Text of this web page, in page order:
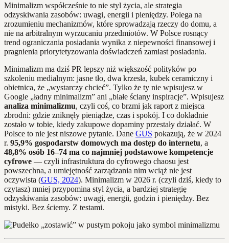
Minimalizm współcześnie to nie styl życia, ale strategia
odzyskiwania zasobów: uwagi, energii i pieniędzy. Polega na
zrozumieniu mechanizmów, które sprowadzają rzeczy do domu, a
nie na arbitralnym wyrzucaniu przedmiotów. W Polsce rosnący
trend ograniczania posiadania wynika z niepewności finansowej i
pragnienia priorytetyzowania doświadczeń zamiast posiadania.
Minimalizm ma dziś PR lepszy niż większość polityków po
szkoleniu medialnym: jasne tło, dwa krzesła, kubek ceramiczny i
obietnica, że „wystarczy chcieć”. Tylko że ty nie wpisujesz w
Google „ładny minimalizm” ani „białe ściany inspiracje”. Wpisujesz
analiza minimalizmu, czyli coś, co brzmi jak raport z miejsca
zbrodni: gdzie zniknęły pieniądze, czas i spokój. I co dokładnie
zostało w tobie, kiedy zakupowe dopaminy przestały działać. W
Polsce to nie jest niszowe pytanie. Dane GUS pokazują, że w 2024
r. 95,9% gospodarstw domowych ma dostęp do internetu, a
48,8% osób 16–74 ma co najmniej podstawowe kompetencje
cyfrowe — czyli infrastruktura do cyfrowego chaosu jest
powszechna, a umiejętność zarządzania nim wciąż nie jest
oczywista (GUS, 2024). Minimalizm w 2026 r. (czyli dziś, kiedy to
czytasz) mniej przypomina styl życia, a bardziej strategię
odzyskiwania zasobów: uwagi, energii, godzin i pieniędzy. Bez
mistyki. Bez ściemy. Z testami.